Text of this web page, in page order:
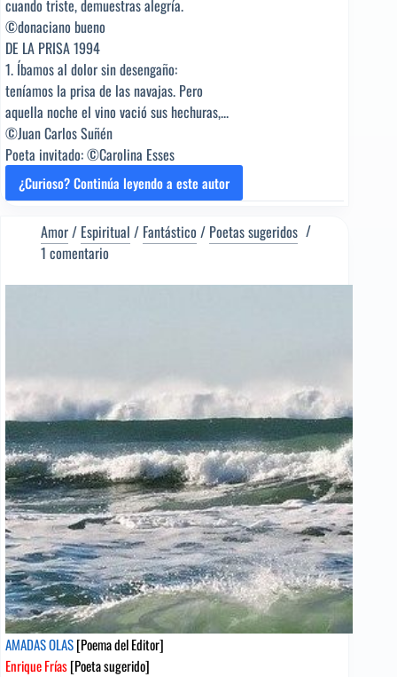
cuando triste, demuestras alegría.
©donaciano bueno
DE LA PRISA 1994
1. Íbamos al dolor sin desengaño:
teníamos la prisa de las navajas. Pero
aquella noche el vino vació sus hechuras,...
©Juan Carlos Suñén
Poeta invitado: ©Carolina Esses
¿Curioso? Continúa leyendo a este autor
POLOS
[Poema
del
Juan
Amor/ Espiritual / Fantástico / Poetas sugeridos
1 comentario
AMADAS OLAS[Poema del Editor]
Enrique Frías[Poeta sugerido]